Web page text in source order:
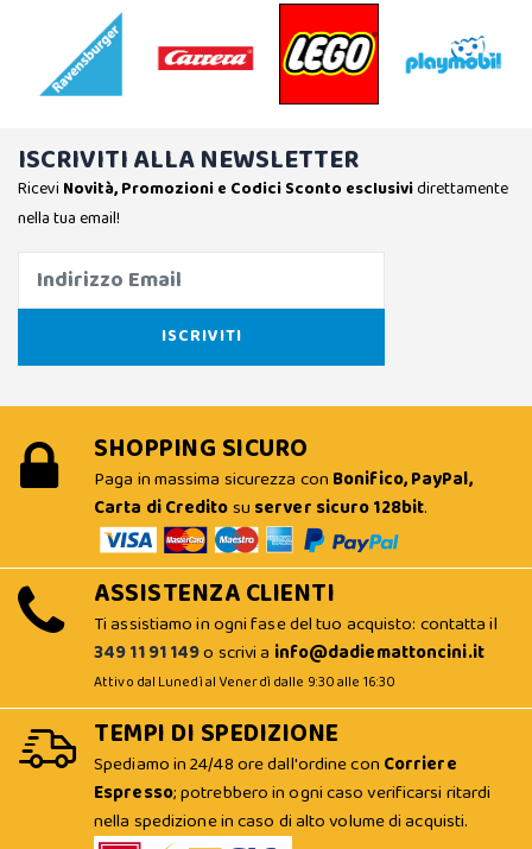
ISCRIVITI ALLA NEWSLETTER
Ricevi Novità, Promozioni e Codici Sconto esclusividirettamente
nella tua email!
SHOPPING SICURO
Paga in massima sicurezza con Bonifico, PayPal,
Carta di Creditosu server sicuro 128bit.
ASSISTENZA CLIENTI
Ti assistiamo in ogni fase del tuo acquisto: contatta il
349 11 91 149o scrivi a info@dadiemattoncini.it
Attivo dal Lunedì al Venerdì dalle 9:30 alle 16:30
TEMPI DI SPEDIZIONE
Spediamo in 24/48 ore dall'ordine con Corriere
Espresso; potrebbero in ogni caso verificarsi ritardi
nella spedizione in caso di alto volume di acquisti.